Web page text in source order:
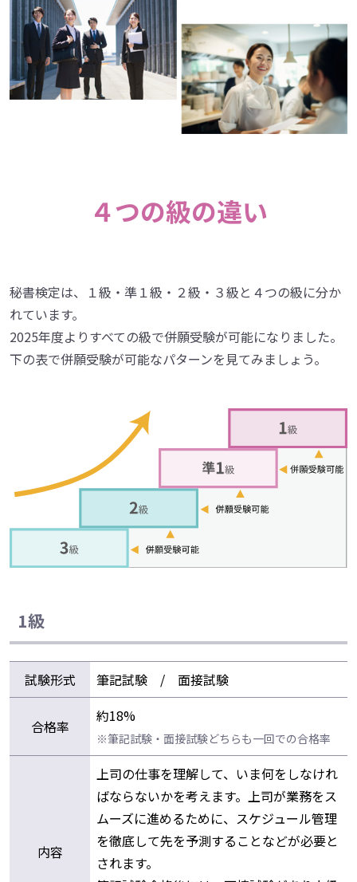
４つの級の違い
秘書検定は、１級・準１級・２級・３級と４つの級に分か
れています。
2025年度よりすべての級で併願受験が可能になりました。
下の表で併願受験が可能なパターンを見てみましょう。
1級
試験形式 筆記試験 / 面接試験
合格率
約18%
※筆記試験・面接試験どちらも一回での合格率
内容
上司の仕事を理解して、いま何をしなけれ
ばならないかを考えます。上司が業務をス
ムーズに進めるために、スケジュール管理
を徹底して先を予測することなどが必要と
されます。